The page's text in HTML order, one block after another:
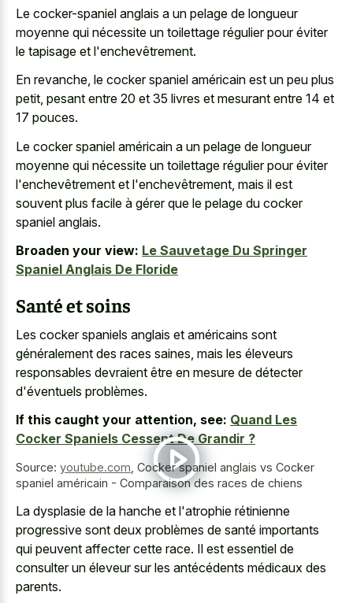
Le cocker-spaniel anglais a un pelage de longueur
moyenne qui nécessite un toilettage régulier pour éviter
le tapisage et l'enchevêtrement.
En revanche, le cocker spaniel américain est un peu plus
petit, pesant entre 20 et 35 livres et mesurant entre 14 et
17 pouces.
Le cocker spaniel américain a un pelage de longueur
moyenne qui nécessite un toilettage régulier pour éviter
l'enchevêtrement et l'enchevêtrement, mais il est
souvent plus facile à gérer que le pelage du cocker
spaniel anglais.
Broaden your view: Le Sauvetage Du Springer
Spaniel Anglais De Floride
Santé et soins
Les cocker spaniels anglais et américains sont
généralement des races saines, mais les éleveurs
responsables devraient être en mesure de détecter
d'éventuels problèmes.
If this caught your attention, see: Quand Les
Cocker Spaniels Cessent De Grandir ?
Source: youtube.com Cocker spaniel anglais vs Cocker
spaniel américain - Comparaison des races de chiens
La dysplasie de la hanche et l'atrophie rétinienne
progressive sont deux problèmes de santé importants
qui peuvent affecter cette race. Il est essentiel de
consulter un éleveur sur les antécédents médicaux des
parents.